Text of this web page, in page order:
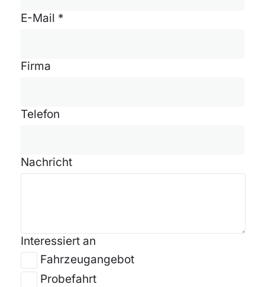
E-Mail *
Firma
Telefon
Nachricht
Interessiert an
Fahrzeugangebot
Probefahrt